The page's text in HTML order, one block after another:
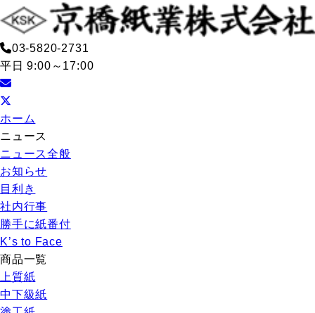
03-5820-2731
平日 9:00～17:00
ホーム
ニュース
ニュース全般
お知らせ
目利き
社内行事
勝手に紙番付
K’s to Face
商品一覧
上質紙
中下級紙